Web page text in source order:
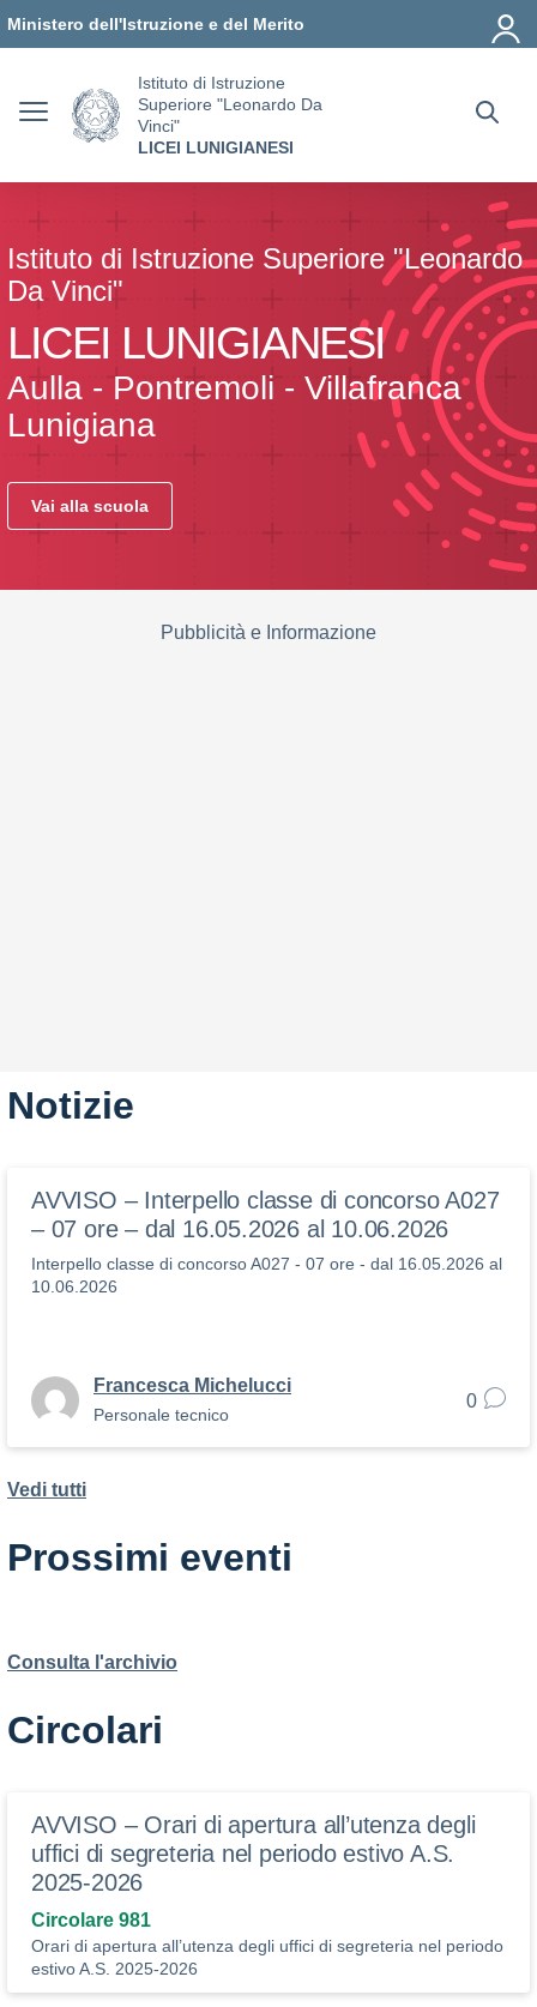
Ministero dell'Istruzione e del Merito
Istituto di Istruzione
Superiore "Leonardo Da
Vinci"
LICEI LUNIGIANESI
Istituto di Istruzione Superiore "Leonardo
Da Vinci"
LICEI LUNIGIANESI
Aulla - Pontremoli - Villafranca
Lunigiana
Vai alla scuola
Pubblicità e Informazione
Notizie
AVVISO – Interpello classe di concorso A027
– 07 ore – dal 16.05.2026 al 10.06.2026
Interpello classe di concorso A027 - 07 ore - dal 16.05.2026 al
10.06.2026
Francesca Michelucci
Personale tecnico
0
Vedi tutti
Prossimi eventi
Consulta l'archivio
Circolari
AVVISO – Orari di apertura all’utenza degli
uffici di segreteria nel periodo estivo A.S.
2025-2026
Circolare 981
Orari di apertura all’utenza degli uffici di segreteria nel periodo
estivo A.S. 2025-2026